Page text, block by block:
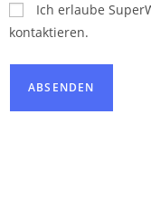
Ich erlaube
kontaktieren.